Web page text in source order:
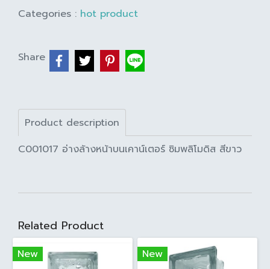
Categories : hot product
Share
Product description
C001017 อ่างล้างหน้าบนเคาน์เตอร์ ซิมพลิโมดิส สีขาว
Related Product
New New